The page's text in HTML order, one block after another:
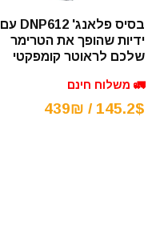
בסיס פלאנג' DNP612 עם
ידיות שהופך את הטרימר
שלכם לראוטר קומפקטי
🚛 משלוח חינם
145.2$ / 439₪